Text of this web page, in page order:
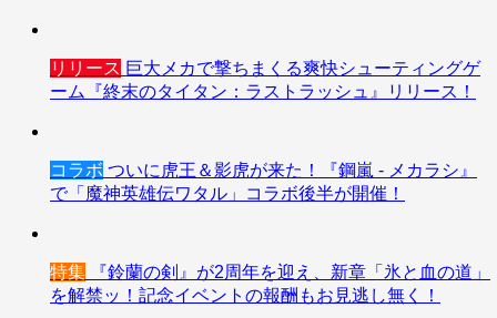
リリース 巨大メカで撃ちまくる爽快シューティングゲ
ーム『終末のタイタン：ラストラッシュ』リリース！
コラボ ついに虎王＆影虎が来た！『鋼嵐 - メカラシ』
で「魔神英雄伝ワタル」コラボ後半が開催！
特集 『鈴蘭の剣』が2周年を迎え、新章「氷と血の道」
を解禁ッ！記念イベントの報酬もお見逃し無く！